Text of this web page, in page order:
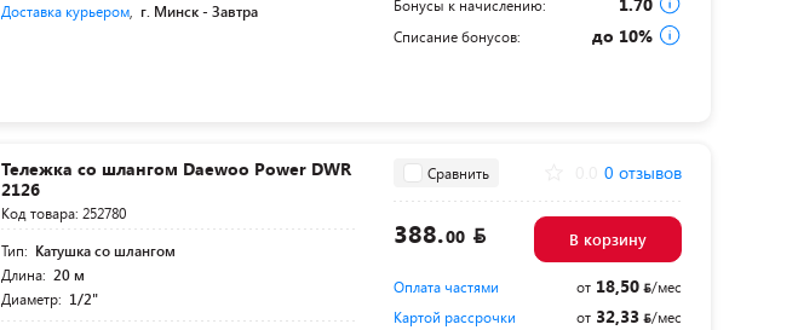
Доставка курьером, г. Минск -Завтра Бонусы к начислению: 1.70
Списание бонусов: до 10%
Тележка со шлангом Daewoo Power DWR
2126
Код товара: 252780
Тип: Катушка со шлангом
Длина: 20 м
Диаметр: 1/2"
Сравнить 0 отзывов
388.00 В корзину
Оплата частями от18,50
/мес
Картой рассрочки
от32,33 /мес